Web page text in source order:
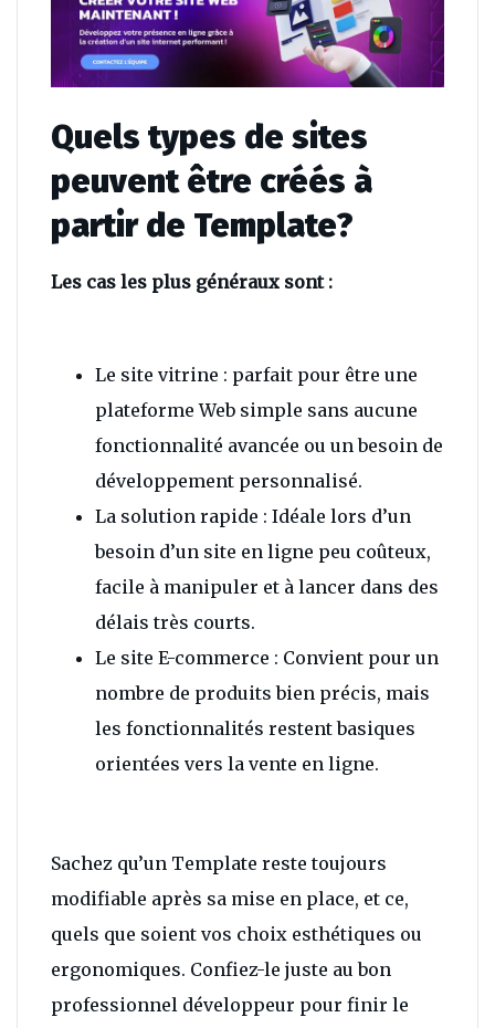
Quels types de sites
peuvent être créés à
partir de Template?
Les cas les plus généraux sont :
Le site vitrine : parfait pour être une
plateforme Web simple sans aucune
fonctionnalité avancée ou un besoin de
développement personnalisé.
La solution rapide : Idéale lors d’un
besoin d’un site en ligne peu coûteux,
facile à manipuler et à lancer dans des
délais très courts.
Le site E-commerce : Convient pour un
nombre de produits bien précis, mais
les fonctionnalités restent basiques
orientées vers la vente en ligne.
Sachez qu’un Template reste toujours
modifiable après sa mise en place, et ce,
quels que soient vos choix esthétiques ou
ergonomiques. Confiez-le juste au bon
professionnel développeur pour finir le